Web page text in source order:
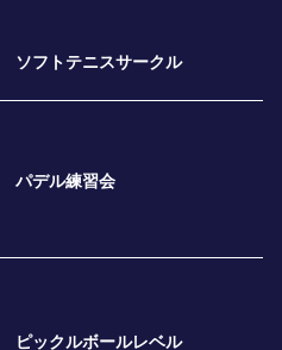
ソフトテニスサークル
パデル練習会
ピックルボールレベル